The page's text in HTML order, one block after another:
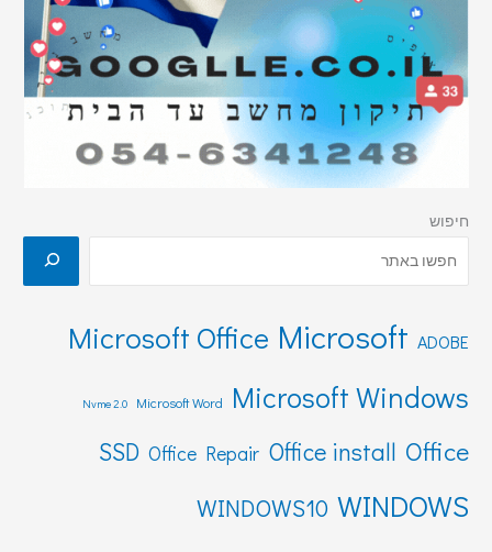
חיפוש
ADOBE
Microsoft
Microsoft Office
Microsoft Windows
Microsoft Word
Nvme 2.0
Office
Office install
Office Repair
SSD
WINDOWS
WINDOWS10